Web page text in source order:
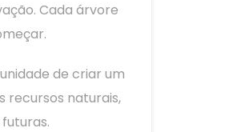
Cada árvore
de criar um
recursos naturais,